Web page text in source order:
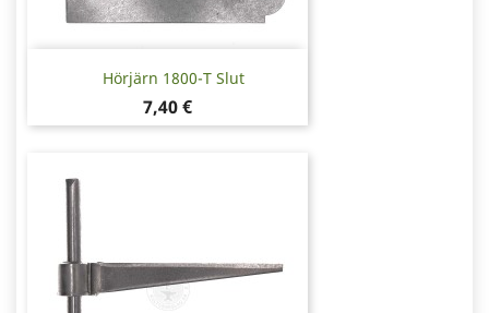
Hörjärn 1800-T Slut
Pris
7,40 €